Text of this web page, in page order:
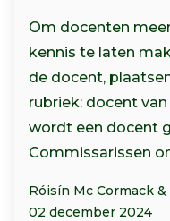
Om docenten
kennis te laten
de docent,
rubriek: docent
wordt een docent
Commissarissen
Róisín Mc Cormack
02 december 2024